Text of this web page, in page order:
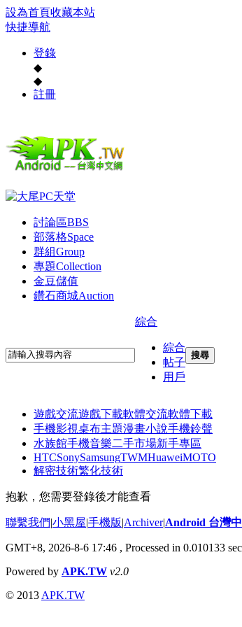
設為首頁收藏本站
快捷導航
登錄
◆
◆
註冊
討論區BBS
部落格Space
群組Group
專題Collection
金豆儲值
鑽石商城Auction
綜合
綜合
帖子
用戶
搜尋
遊戲交流遊戲下載軟體交流軟體下載
手機影視桌布主題漫畫小說手機鈴聲
水族館手機音樂二手市場新手專區
HTCSonySamsungTWMHuaweiMOTO
解密技術繁化技術
抱歉，您需要登錄後才能查看
聯繫我們|小黑屋|手機版|Archiver|Android 台灣
GMT+8, 2026-8-6 17:46 , Processed in 0.010133
Powered by APK.TW v2.0
© 2013 APK.TW